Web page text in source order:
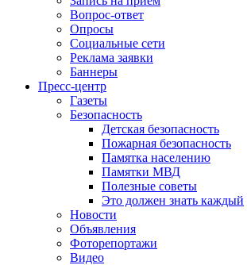
Вопрос-ответ
Опросы
Социальные сети
Реклама заявки
Баннеры
Пресс-центр
Газеты
Безопасность
Детская безопасность
Пожарная безопасность
Памятка населению
Памятки МВД
Полезные советы
Это должен знать каждый
Новости
Объявления
Фоторепортажи
Видео